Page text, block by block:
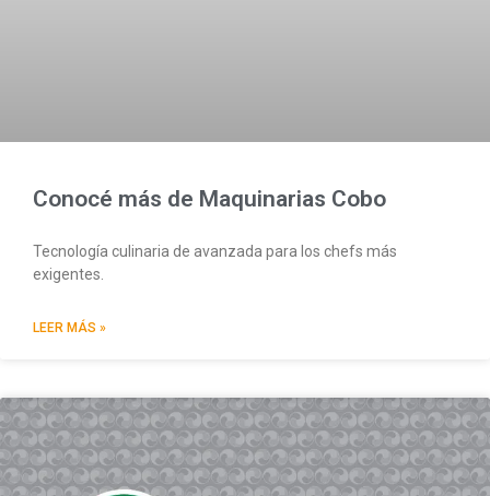
Conocé más de Maquinarias Cobo
Tecnología culinaria de avanzada para los chefs más
exigentes.
LEER MÁS »